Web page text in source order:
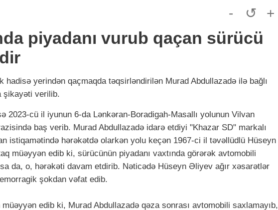
- ↺ +
piyadanı vurub qaçan sürücü
hadisə yerindən qaçmaqda təqsirləndirilən Murad Abdullazadə ilə bağlı
şikayəti verilib.
2023-cü il iyunun 6-da Lənkəran-Boradigah-Masallı yolunun Vilvan
baş verib. Murad Abdullazadə idarə etdiyi "Khazar SD" markalı
istiqamətində hərəkətdə olarkən yolu keçən 1967-ci il təvəllüdlü Hüseyn
müəyyən edib ki, sürücünün piyadanı vaxtında görərək avtomobili
da, o, hərəkəti davam etdirib. Nəticədə Hüseyn Əliyev ağır xəsarətlər
şokdan vəfat edib.
edib ki, Murad Abdullazadə qəza sonrası avtomobili saxlamayıb,